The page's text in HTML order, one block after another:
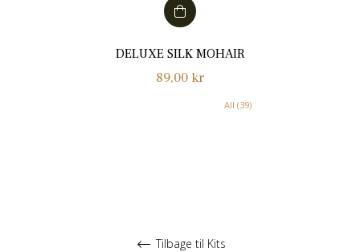
DELUXE SILK MOHAIR
Normalpris
89,00 kr
All (39)
Tilbage til Kits